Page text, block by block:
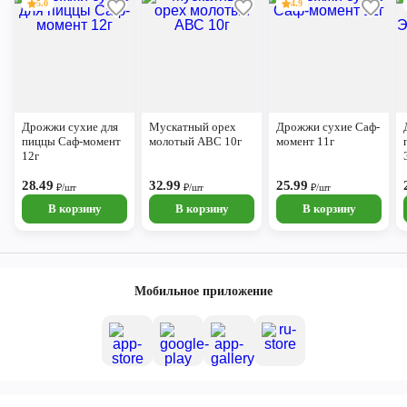
5.0
Дрожжи сухие для
пиццы Саф-момент
12г
28.49₽/шт
В корзину
Мускатный орех
молотый АВС 10г
32.99₽/шт
В корзину
4.9
Дрожжи сухие Саф-
момент 11г
25.99₽/шт
В корзину
Мобильное приложение